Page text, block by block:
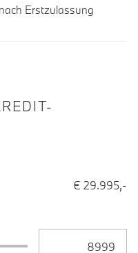
Erstzulassung
€ 29.995,-